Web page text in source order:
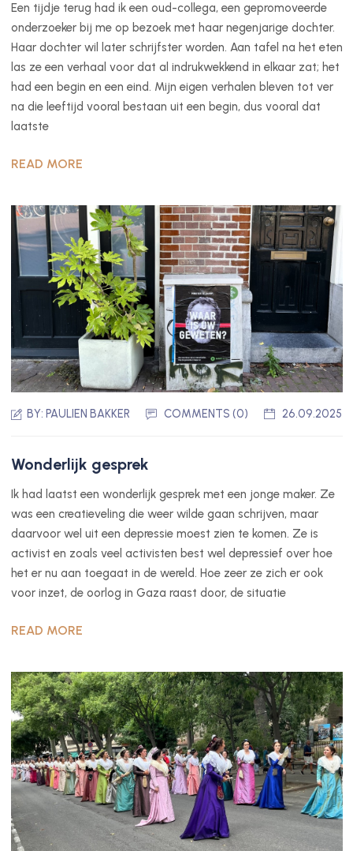
Een tijdje terug had ik een oud-collega, een gepromoveerde
onderzoeker bij me op bezoek met haar negenjarige dochter.
Haar dochter wil later schrijfster worden. Aan tafel na het eten
las ze een verhaal voor dat al indrukwekkend in elkaar zat; het
had een begin en een eind. Mijn eigen verhalen bleven tot ver
na die leeftijd vooral bestaan uit een begin, dus vooral dat
laatste
READ MORE
BY: PAULIEN BAKKER COMMENTS (0) 26.09.2025
Wonderlijk gesprek
Ik had laatst een wonderlijk gesprek met een jonge maker. Ze
was een creatieveling die weer wilde gaan schrijven, maar
daarvoor wel uit een depressie moest zien te komen. Ze is
activist en zoals veel activisten best wel depressief over hoe
het er nu aan toegaat in de wereld. Hoe zeer ze zich er ook
voor inzet, de oorlog in Gaza raast door, de situatie
READ MORE